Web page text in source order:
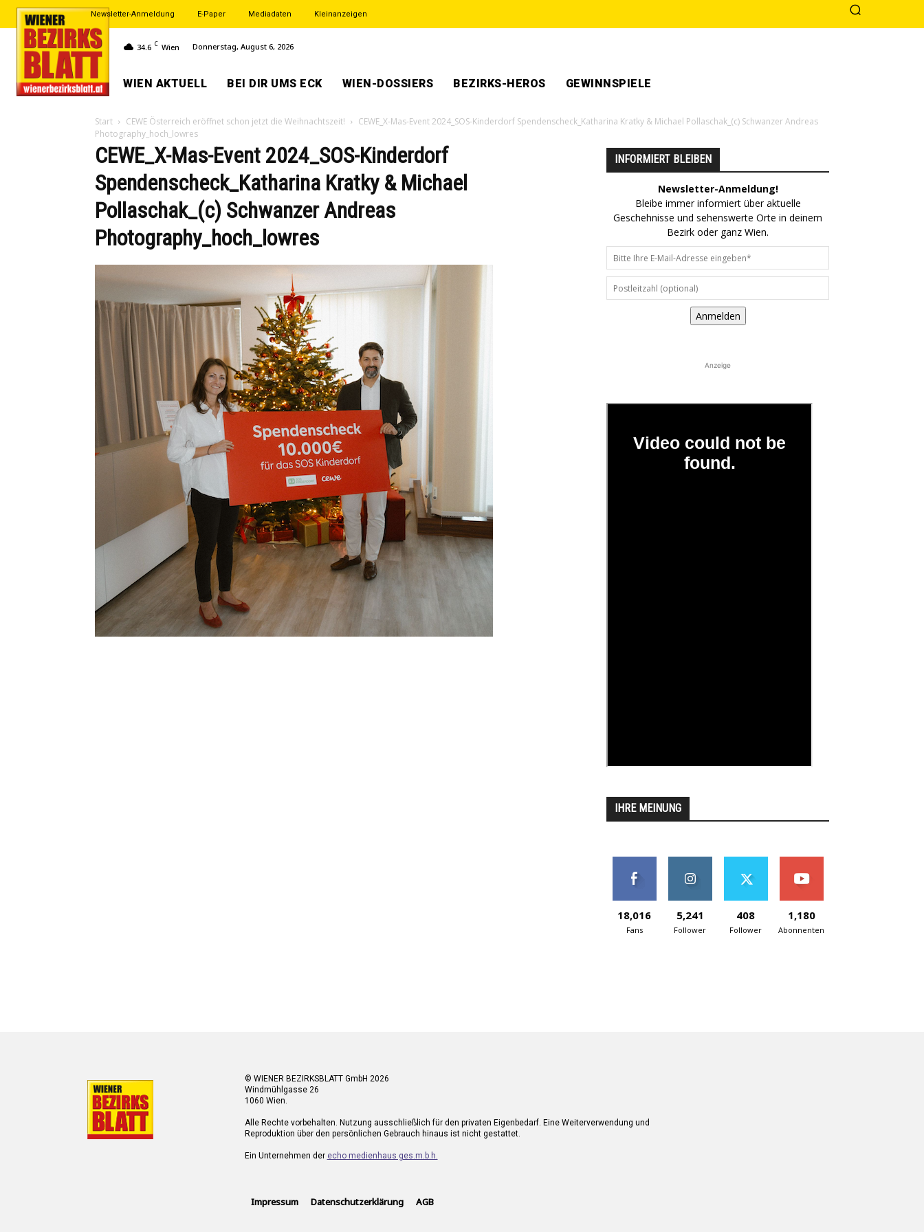
Newsletter-Anmeldung E-Paper Mediadaten Kleinanzeigen
34.6 C Wien Donnerstag, August 6, 2026
WIEN AKTUELL BEI DIR UMS ECK WIEN-DOSSIERS BEZIRKS-HEROS GEWINNSPIELE
Start CEWE Österreich eröffnet schon jetzt die Weihnachtszeit!
CEWE_X-Mas-Event 2024_SOS-Kinderdorf Spendenscheck_Katharina Kratky & Michael Pollaschak_(c) Schwanzer Andreas
Photography_hoch_lowres
CEWE_X-Mas-Event 2024_SOS-Kinderdorf
Spendenscheck_Katharina Kratky & Michael
Pollaschak_(c) Schwanzer Andreas
Photography_hoch_lowres
INFORMIERT BLEIBEN
Newsletter-Anmeldung!
Bleibe immer informiert über aktuelle
Geschehnisse und sehenswerte Orte in deinem
Bezirk oder ganz Wien.
Anmelden
Anzeige
IHRE MEINUNG
18,016
Fans
5,241
Follower
408
Follower
1,180
Abonnenten
© WIENER BEZIRKSBLATT GmbH 2026
Windmühlgasse 26
1060 Wien.
Alle Rechte vorbehalten. Nutzung ausschließlich für den privaten Eigenbedarf. Eine Weiterverwendung und
Reproduktion über den persönlichen Gebrauch hinaus ist nicht gestattet.
Ein Unternehmen der echo medienhaus ges.m.b.h.
Impressum Datenschutzerklärung AGB